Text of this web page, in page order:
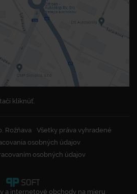
kliknúť.
Rožňava
Všetky práva vyhradené
osobných údajov
osobných údajov
a internetové obchody na mieru